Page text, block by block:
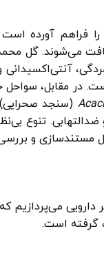
فراهم آورده
می‌شوند. گل
در مقابل،
(سنجد
ضدالتهابی.
مستندسازی و
می‌پردازیم
گرفته است.